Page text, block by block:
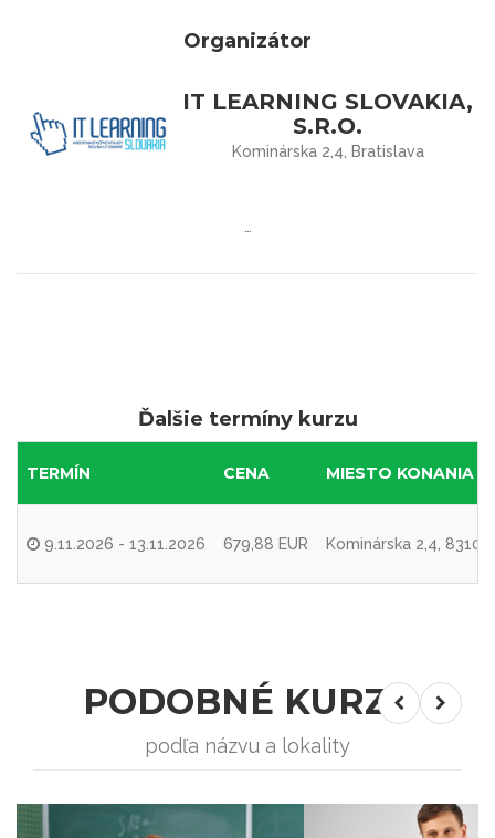
Organizátor
IT LEARNING SLOVAKIA,
S.R.O.
Kominárska 2,4, Bratislava
Ďalšie termíny kurzu
TERMÍN CENA MIESTO KONANIA
9.11.2026 - 13.11.2026 679,88 EUR Kominárska 2,4,
PODOBNÉ KURZY
podľa názvu a lokality